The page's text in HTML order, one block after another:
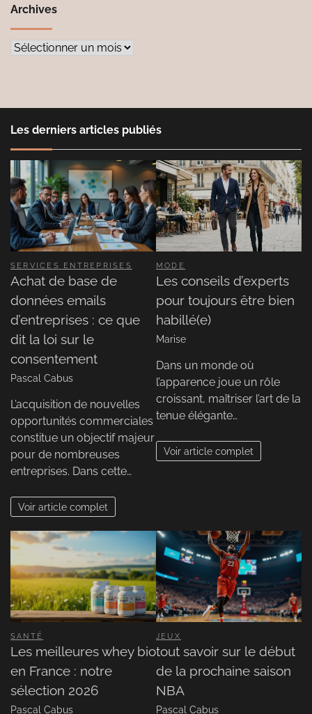
Archives
Archives
Les derniers articles publiés
SERVICES ENTREPRISES
Achat de base de
données emails
d’entreprises : ce que
dit la loi sur le
consentement
Pascal Cabus
L’acquisition de nouvelles
opportunités commerciales
constitue un objectif majeur
pour de nombreuses
entreprises. Dans cette…
Voir article complet
MODE
Les conseils d’experts
pour toujours être bien
habillé(e)
Marise
Dans un monde où
l’apparence joue un rôle
croissant, maîtriser l’art de la
tenue élégante…
Voir article complet
SANTÉ
Les meilleures whey bio
en France : notre
sélection 2026
Pascal Cabus
JEUX
tout savoir sur le début
de la prochaine saison
NBA
Pascal Cabus